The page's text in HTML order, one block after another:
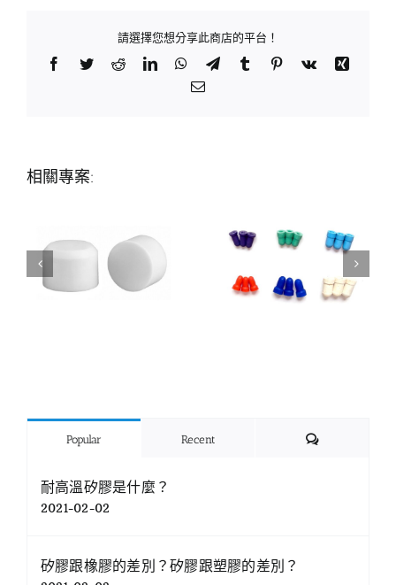
請選擇您想分享此商店的平台！
Facebook
TwitterRedditLinkedInWhatsApp
TelegramTumblr Pinterest
Vk
Xing
Email:
相關專案:
Popular Recent Comments
耐高溫矽膠是什麼？
2021-02-02
矽膠跟橡膠的差別？矽膠跟塑膠的差別？